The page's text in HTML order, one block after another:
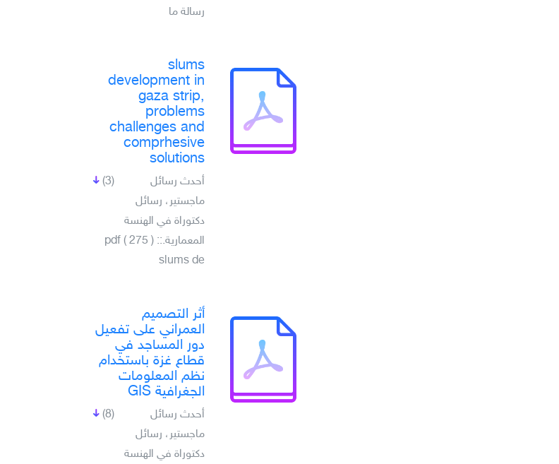
رسالة ما
slums
development in
gaza strip,
problems
challenges and
comprhesive
solutions
(3)
أحدث رسائل
ماجستير، رسائل
دكتوراة في الهنسة
المعمارية.pdf ( 275 ) ::
slums de
أثر التصميم
العمراني على تفعيل
دور المساجد في
قطاع غزة باستخدام
نظم المعلومات
الجغرافية GIS
(8)
أحدث رسائل
ماجستير، رسائل
دكتوراة في الهنسة